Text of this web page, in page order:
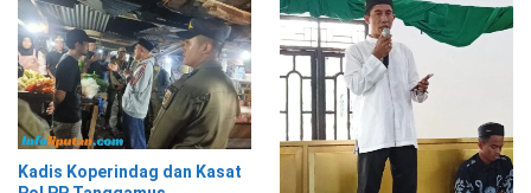
Kadis Koperindag dan Kasat